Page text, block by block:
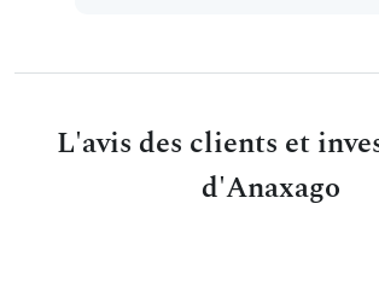
L'avis des clients et
d'Anaxago